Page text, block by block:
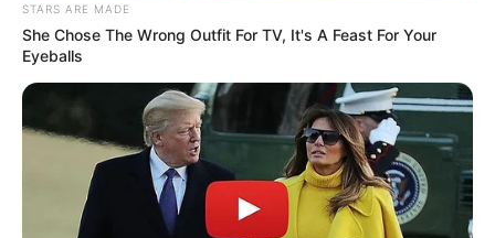
STARS ARE MADE
She Chose The Wrong Outfit For TV, It's A Feast For Your
Eyeballs